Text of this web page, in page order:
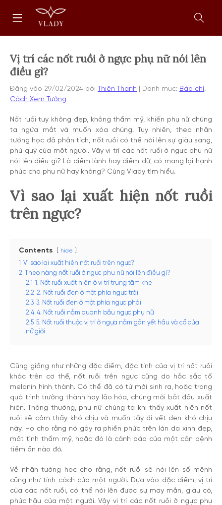
dung
Trang
chủ
form
Vị trí các nốt ruồi ở ngực phụ nữ nói lên
điều gì?
Đăng vào 29/02/2024 bởi Thiên Thanh Danh mục: Báo chí
Cách Xem Tướng
Nốt ruồi tuy không đẹp, không thẩm mỹ, khiến phụ nữ chúng
ta ngứa mắt và muốn xóa chúng. Tuy nhiên, theo nhân
tướng học đã phân tích, nốt ruồi có thể nói lên sự giàu sang,
phú quý của một người. Vậy vị trí các nốt ruồi ở ngực phụ nữ
nói lên điều gì? Là điềm lành hay điềm dữ, có mang lại hạnh
phúc cho phụ nữ hay không? Cùng Vlady tìm hiểu.
Vì sao lại xuất hiện nốt ruồi
trên ngực?
Contents hide
1 Vì sao lại xuất hiện nốt ruồi trên ngực?
2
Theo nàng nốt ruồi ở ngực phụ nữ nói lên điều gì?
2.1 1. Nốt ruồi xuất hiện ở vị trí trung tâm khe
2.2 2. Nốt ruồi đen ở một phía ngực trái
2.3 3. Nốt ruồi đen ở một phía ngực phải
2.4 4. Nốt ruồi nằm quanh bầu ngực phụ nữ
2.5 5. Nốt ruồi thuộc vị trí ở ngựa nằm gần yết hầu và cổ của
nữ giới
Cũng giống như những đặc điểm, đặc tính của vị trí nốt ruồi
khác trên cơ thể, nốt ruồi trên ngực cũng do hắc sắc tố
melanin hình thành. Có thể đã có từ mới sinh ra, hoặc trong
quá trình trưởng thành hay lão hóa, chúng mới bắt đầu xuất
hiện. Thông thường, phụ nữ chúng ta khi thấy xuất hiện nốt
ruồi sẽ cảm thấy khó chịu và muốn tẩy đi vết đen khó chịu
này. Họ cho rằng nó gây ra phiền phức trên làn da xinh đẹp,
mất tình thẩm mỹ, hoặc đó là cảnh báo của một căn bệnh
tiềm ẩn nào đó.
Về nhân tướng học cho rằng, nốt ruồi sẽ nói lên số mệnh
cũng như tính cách của một người. Dựa vào đặc điểm, vị trí
của các nốt ruồi, có thể nói lên được sự may mắn, giàu có,
phúc hậu của một người. Vậy vị trí các nốt ruồi ở ngực phụ